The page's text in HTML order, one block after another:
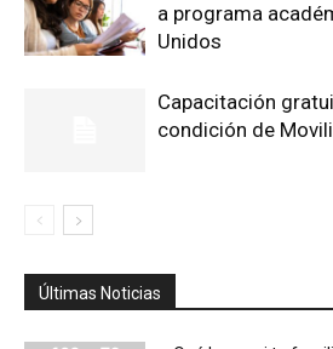
a programa
Unidos
Capacitación
condición de
Últimas Noticias